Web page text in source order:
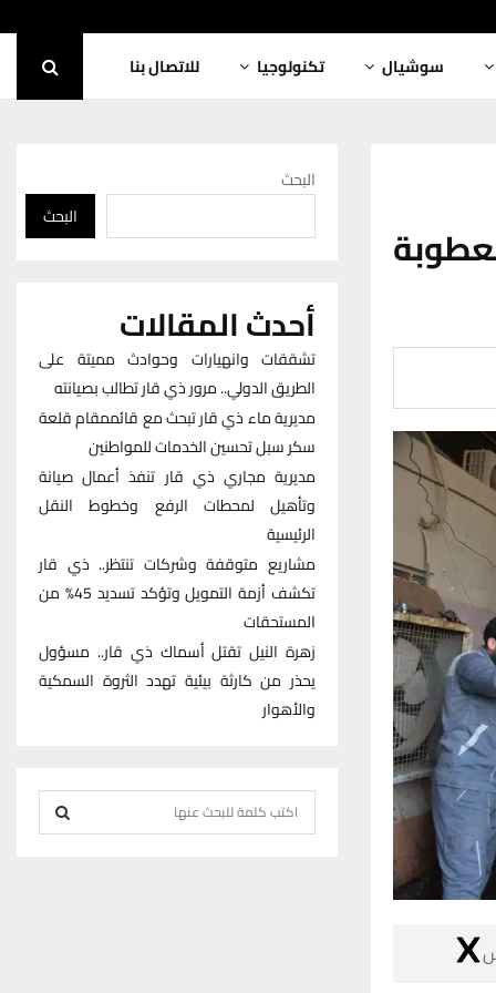
سوشيال تكنولوجيا للاتصال بنا
70 محولة معطوبة
البحث
البحث
أحدث المقالات
تشققات وانهيارات وحوادث مميتة على
الطريق الدولي.. مرور ذي قار تطالب بصيانته
مديرية ماء ذي قار تبحث مع قائممقام قلعة
سكر سبل تحسين الخدمات للمواطنين
مديرية مجاري ذي قار تنفذ أعمال صيانة
وتأهيل لمحطات الرفع وخطوط النقل
الرئيسية
مشاريع متوقفة وشركات تنتظر.. ذي قار
تكشف أزمة التمويل وتؤكد تسديد 45% من
المستحقات
زهرة النيل تقتل أسماك ذي قار.. مسؤول
يحذر من كارثة بيئية تهدد الثروة السمكية
والأهوار
e